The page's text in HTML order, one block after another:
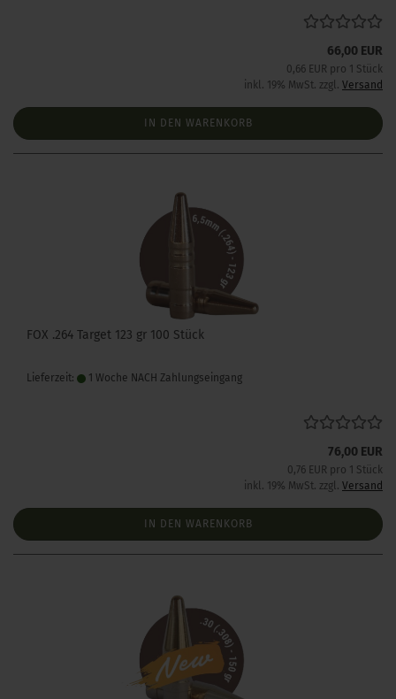
66,00 EUR
0,66 EUR pro 1 Stück
inkl. 19% MwSt. zzgl. Versand
IN DEN WARENKORB
FOX .264 Target 123 gr 100 Stück
Lieferzeit: 1 Woche NACH Zahlungseingang
76,00 EUR
0,76 EUR pro 1 Stück
inkl. 19% MwSt. zzgl. Versand
IN DEN WARENKORB